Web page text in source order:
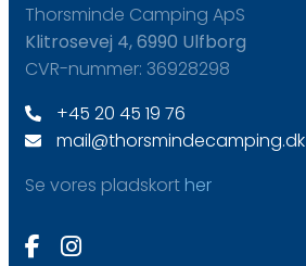
Thorsminde Camping ApS
Klitrosevej 4, 6990 Ulfborg
CVR-nummer: 36928298
+45 20 45 19 76
mail@thorsmindecamping.dk
Se vores pladskort her